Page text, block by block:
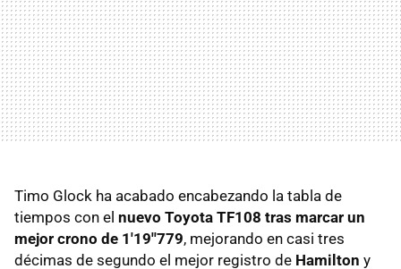
Timo Glock ha acabado encabezando la tabla de
tiempos con el nuevo Toyota TF108 tras marcar un
mejor crono de 1'19''779, mejorando en casi tres
décimas de segundo el mejor registro de Hamilton y